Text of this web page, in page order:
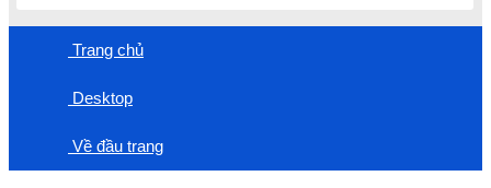
Trang chủ
Desktop
Về đầu trang